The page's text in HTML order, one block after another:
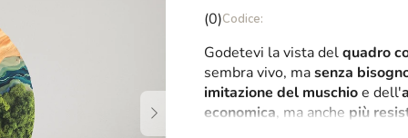
La
media
del
prodotto
è
(0)
Godetevi la vista delquadro
sembra vivo, masenza
imitazione del muschioe dell'
economica, ma anche più